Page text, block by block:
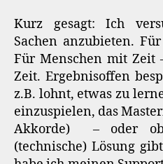
Kurz gesagt: Ich
Sachen anzubieten.
Für Menschen mit Zeit
Zeit. Ergebnisoffen
z.B. lohnt, etwas zu
einzuspielen, das
Akkorde) – oder
(technische) Lösung